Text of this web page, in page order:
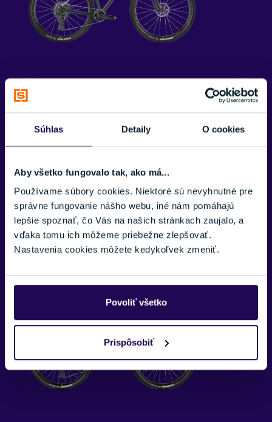
Súhlas Detaily O cookies
Aby všetko fungovalo tak, ako má...
Používame súbory cookies. Niektoré sú nevyhnutné pre
správne fungovanie nášho webu, iné nám pomáhajú
lepšie spoznať, čo Vás na našich stránkach zaujalo, a
vďaka tomu ich môžeme priebežne zlepšovať.
Nastavenia cookies môžete kedykoľvek zmeniť.
Povoliť všetko
Prispôsobiť
Spoznajte Mondraker F-Podium
F-PODIUM R je reprezentáciou celoodpruženého bicykla na
cross country a XC. S 100 mm zdvihu zadného kolesa a 110
Jeho vizitkou je trakcia, ktorú zabezpečuje systém
SUSPENSION SYSTEM . Ak k systému ZERO pridáme našu
technológiu FORWARD GEOMETRY a rám vyrobený zo
STEALTH AIR FULL CARBON, získate XC bicykel, ktorý sa
nachádza niekde medzi F-PODIUM DC, ktorý súťaží vo
Svetovom pohári, a PODIUM, ako vlajkovú loď špičkových
hardtailov.